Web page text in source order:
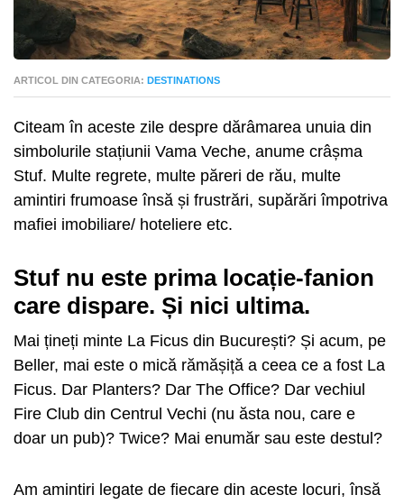
ARTICOL DIN CATEGORIA: DESTINATIONS
Citeam în aceste zile despre dărâmarea unuia din
simbolurile stațiunii Vama Veche, anume crâșma
Stuf. Multe regrete, multe păreri de rău, multe
amintiri frumoase însă și frustrări, supărări împotriva
mafiei imobiliare/ hoteliere etc.
Stuf nu este prima locație-fanion
care dispare. Și nici ultima.
Mai țineți minte La Ficus din București? Și acum, pe
Beller, mai este o mică rămășiță a ceea ce a fost La
Ficus. Dar Planters? Dar The Office? Dar vechiul
Fire Club din Centrul Vechi (nu ăsta nou, care e
doar un pub)? Twice? Mai enumăr sau este destul?
Am amintiri legate de fiecare din aceste locuri, însă